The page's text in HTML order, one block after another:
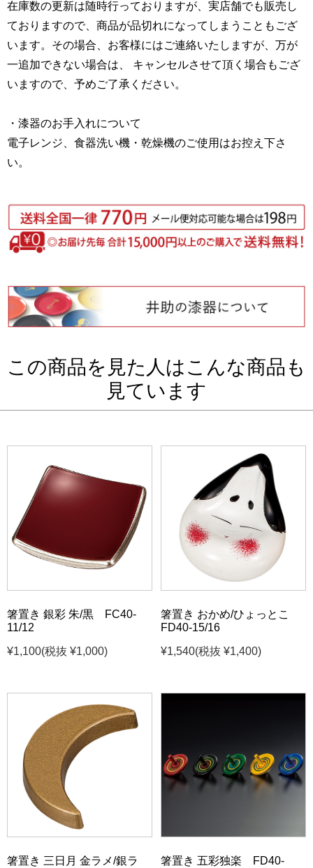
在庫数の更新は随時行っておりますが、実店舗でも販売し
ておりますので、商品が品切れになってしまうこともござ
います。その場合、お客様にはご連絡いたしますが、万が
一追加できない場合は、 キャンセルさせて頂く場合もござ
いますので、予めご了承ください。
・漆器のお手入れについて
電子レンジ、食器洗い機・乾燥機のご使用はお控え下さ
い。
この商品を見た人はこんな商品も
見ています
箸置き 銀彩 朱/黒 FC40-
11/12
¥1,100(税抜 ¥1,000)
箸置き おかめ/ひょっとこ
FD40-15/16
¥1,540(税抜 ¥1,400)
箸置き 三日月 金ラメ/銀ラ 箸置き 五彩独楽 FD40-